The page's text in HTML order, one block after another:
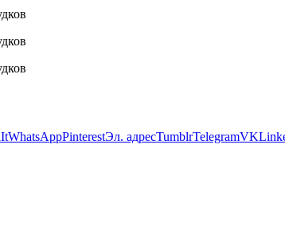
WhatsAppPinterestЭл. адресTumblrTelegramVK